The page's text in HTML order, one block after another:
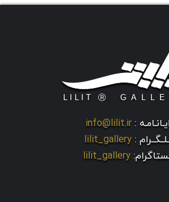
:
info@lilit.ir
:
lilit_gallery
lilit_gallery